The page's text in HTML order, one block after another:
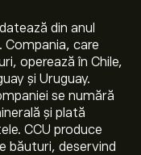
din anul
Compania, care
operează în Chile,
și Uruguay.
se numără
și plată
CCU produce
băuturi, deservind